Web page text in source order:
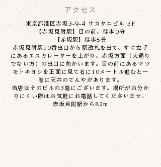
アクセス
東京都港区赤坂3-9-4 サカタニビル 3F​
【赤坂見附駅】目の前、徒歩0分
【赤坂駅】徒歩5分
赤坂見附駅10番出口から駅改札を出て、すぐ左手
にあるエスカレーターを上がり、赤坂方面（大通り
でない方）の出口に向かいます。目の前にあるマツ
モトキヨシを正面に見て右に10メートル進むと一
階に天丼のてんやがあります。
当店はそのビルの3階にございます。場所がお分か
りにくい際はお気軽にお電話してくださいませ。
赤坂見附駅から82m